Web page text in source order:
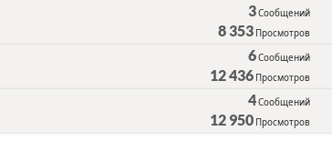
3Сообщений
8 353 Просмотров
6Сообщений
12 436 Просмотров
4Сообщений
12 950 Просмотров